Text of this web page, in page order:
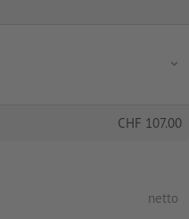
CHF 107.00
netto